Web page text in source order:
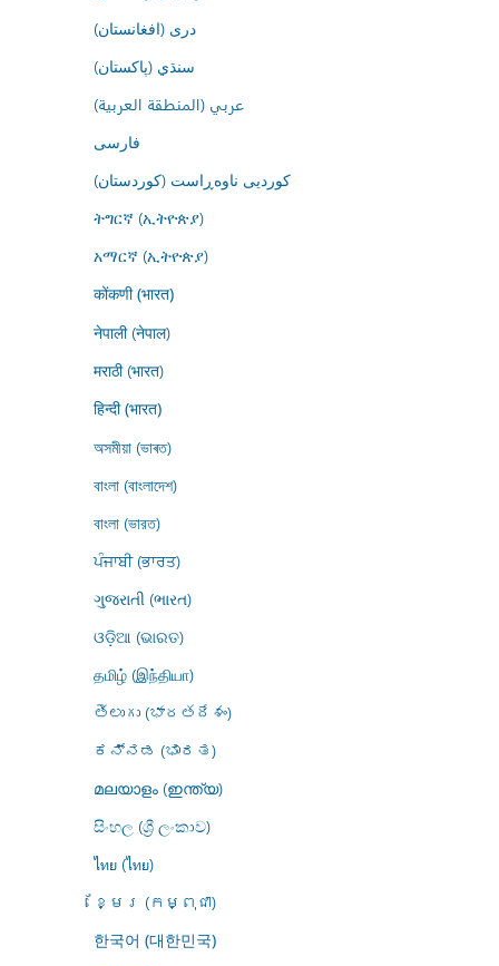
درى (افغانستان)
سنڌي (پاکستان)
عربي (المنطقة العربية)
فارسى
کوردیی ناوەڕاست (کوردستان)
ትግርኛ (ኢትዮጵያ)
አማርኛ (ኢትዮጵያ)
कोंकणी (भारत)
नेपाली (नेपाल)
मराठी (भारत)
हिन्दी (भारत)
অসমীয়া (ভাৰত)
বাংলা (বাংলাদেশ)
বাংলা (ভারত)
ਪੰਜਾਬੀ (ਭਾਰਤ)
ગુજરાતી (ભારત)
ଓଡ଼ିଆ (ଭାରତ)
தமிழ் (இந்தியா)
తెలుగు (భారతదేశం)
ಕನ್ನಡ (ಭಾರತ)
മലയാളം (ഇന്ത്യ)
සිංහල (ශ්‍රී ලංකාව)
ไทย (ไทย)
ខ្មែរ (កម្ពុជា)
한국어 (대한민국)